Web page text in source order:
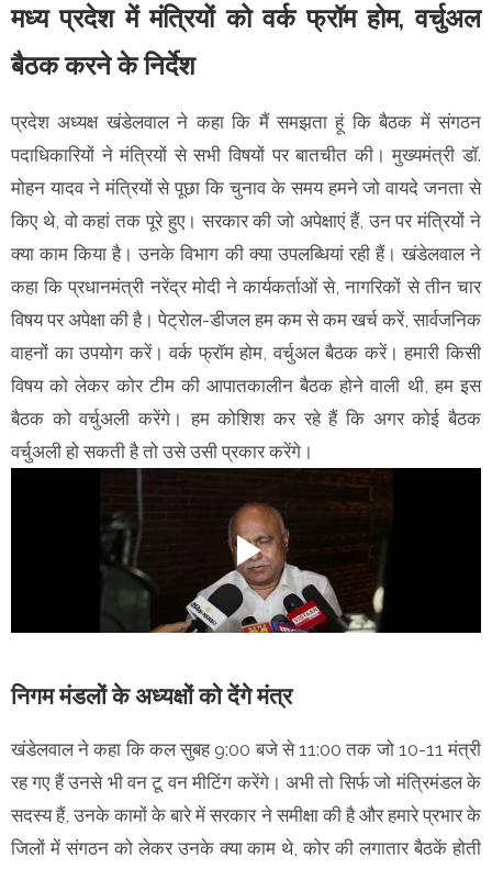
मध्य प्रदेश में मंत्रियों को वर्क फ्रॉम होम, वर्चुअल
बैठक करने के निर्देश
प्रदेश अध्यक्ष खंडेलवाल ने कहा कि मैं समझता हूं कि बैठक में संगठन
पदाधिकारियों ने मंत्रियों से सभी विषयों पर बातचीत की। मुख्यमंत्री डॉ.
मोहन यादव ने मंत्रियों से पूछा कि चुनाव के समय हमने जो वायदे जनता से
किए थे, वो कहां तक पूरे हुए। सरकार की जो अपेक्षाएं हैं, उन पर मंत्रियों ने
क्या काम किया है। उनके विभाग की क्या उपलब्धियां रही हैं। खंडेलवाल ने
कहा कि प्रधानमंत्री नरेंद्र मोदी ने कार्यकर्ताओं से, नागरिकों से तीन चार
विषय पर अपेक्षा की है। पेट्रोल-डीजल हम कम से कम खर्च करें, सार्वजनिक
वाहनों का उपयोग करें। वर्क फ्रॉम होम, वर्चुअल बैठक करें। हमारी किसी
विषय को लेकर कोर टीम की आपातकालीन बैठक होने वाली थी, हम इस
बैठक को वर्चुअली करेंगे। हम कोशिश कर रहे हैं कि अगर कोई बैठक
वर्चुअली हो सकती है तो उसे उसी प्रकार करेंगे।
निगम मंडलों के अध्यक्षों को देंगे मंत्र
खंडेलवाल ने कहा कि कल सुबह 9:00 बजे से 11:00 तक जो 10-11 मंत्री
रह गए हैं उनसे भी वन टू वन मीटिंग करेंगे। अभी तो सिर्फ जो मंत्रिमंडल के
सदस्य हैं, उनके कामों के बारे में सरकार ने समीक्षा की है और हमारे प्रभार के
जिलों में संगठन को लेकर उनके क्या काम थे, कोर की लगातार बैठकें होती